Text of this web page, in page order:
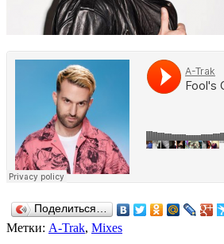
Поделиться…
Метки: A-Trak, Mixes